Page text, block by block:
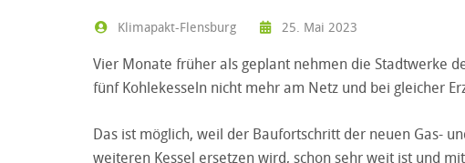
Klimapakt-Flensburg 25. Mai 2023
Vier Monate früher als geplant nehmen die Stadtwerke
fünf Kohlekesseln nicht mehr am Netz und bei gleicher
Das ist möglich, weil der Baufortschritt der neuen Gas-
weiteren Kessel ersetzen wird, schon sehr weit ist und